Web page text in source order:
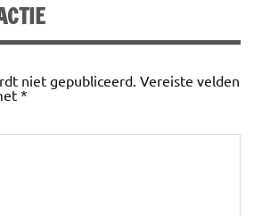
niet gepubliceerd. Vereiste velden
*